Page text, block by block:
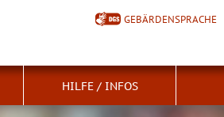
GEBÄRDENSPRACHE
HILFE / INFOS